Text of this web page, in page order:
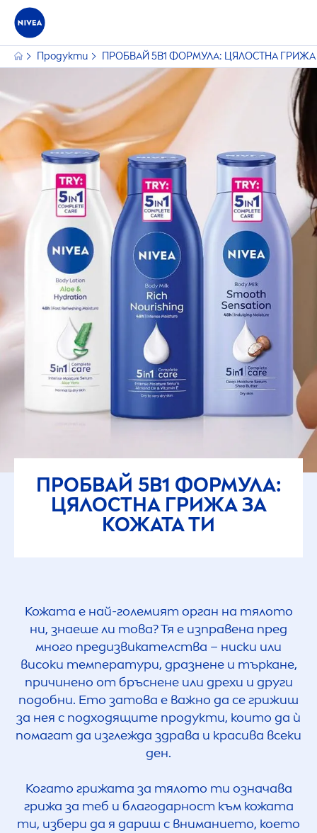
Продукти ПРОБВАЙ 5В1 ФОРМУЛА: ЦЯЛОСТНА ГРИЖА
ПРОБВАЙ 5В1 ФОРМУЛА:
ЦЯЛОСТНА ГРИЖА ЗА
КОЖАТА ТИ
Кожата е най-големият орган на тялото
ни, знаеше ли това? Тя е изправена пред
много предизвикателства – ниски или
високи температури, дразнене и търкане,
причинено от бръснене или дрехи и други
подобни. Ето затова е важно да се грижиш
за нея с подходящите продукти, които да ѝ
помагат да изглежда здрава и красива всеки
ден.
Когато грижата за тялото ти означава
грижа за теб и благодарност към кожата
ти, избери да я дариш с вниманието, което